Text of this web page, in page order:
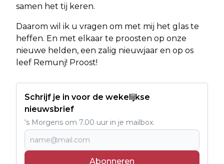
samen het tij keren.
Daarom wil ik u vragen om met mij het glas te
heffen. En met elkaar te proosten op onze
nieuwe helden, een zalig nieuwjaar en op os
leef Remunj! Proost!
Schrijf je in voor de wekelijkse
nieuwsbrief
's Morgens om 7.00 uur in je mailbox.
Abonneren